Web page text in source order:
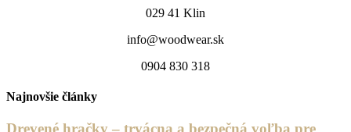
029 41 Klin
info@woodwear.sk
0904 830 318
Najnovšie články